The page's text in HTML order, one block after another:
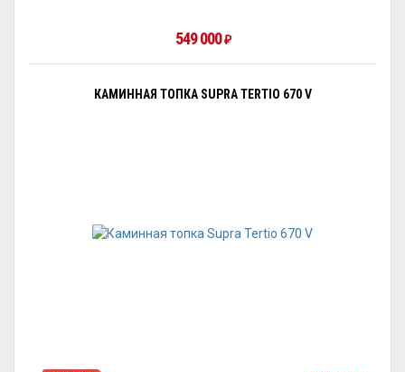
549 000₽
КАМИННАЯ ТОПКА SUPRA TERTIO 670 V